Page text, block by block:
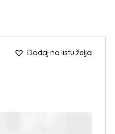
Dodaj na listu želja